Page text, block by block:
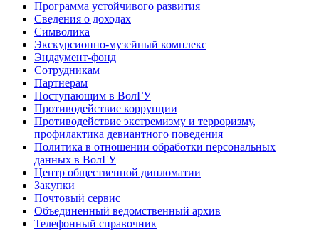
Программа устойчивого развития
Сведения о доходах
Символика
Экскурсионно-музейный комплекс
Эндаумент-фонд
Сотрудникам
Партнерам
Поступающим в ВолГУ
Противодействие коррупции
Противодействие экстремизму и терроризму,
профилактика девиантного поведения
Политика в отношении обработки персональных
данных в ВолГУ
Центр общественной дипломатии
Закупки
Почтовый сервис
Объединенный ведомственный архив
Телефонный справочник